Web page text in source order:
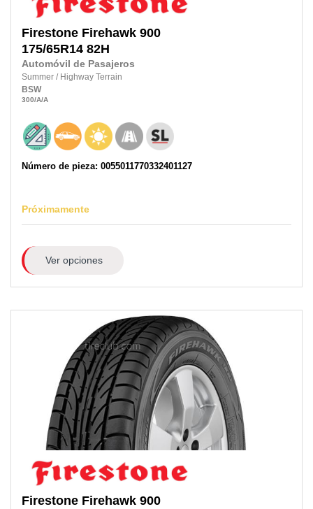
Firestone Firehawk 900
175/65R14 82H
Automóvil de Pasajeros
Summer / Highway Terrain
BSW
300/A/A
Número de pieza: 0055011770332401127
Próximamente
Ver opciones
Firestone Firehawk 900